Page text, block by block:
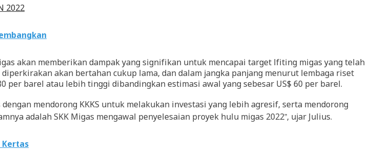
2022
akan memberikan dampak yang signifikan untuk mencapai target lfiting migas yang telah
akan bertahan cukup lama, dan dalam jangka panjang menurut lembaga riset
barel atau lebih tinggi dibandingkan estimasi awal yang sebesar US$ 60 per barel.
mendorong KKKS untuk melakukan investasi yang lebih agresif, serta mendorong
adalah SKK Migas mengawal penyelesaian proyek hulu migas 2022”, ujar Julius.
Kertas